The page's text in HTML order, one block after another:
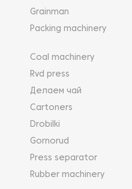
Grainman
Packing machinery
Coal machinery
Rvd press
Делаем чай
Cartoners
Drobilki
Gornorud
Press separator
Rubber machinery